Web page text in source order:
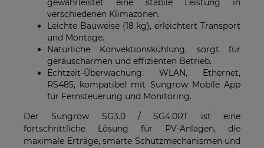
gewährleistet eine stabile Leistung in
verschiedenen Klimazonen.
Leichte Bauweise (18 kg), erleichtert Transport
und Montage.
Natürliche Konvektionskühlung, sorgt für
geräuscharmen und effizienten Betrieb.
Echtzeit-Überwachung: WLAN, Ethernet,
RS485, kompatibel mit Sungrow Mobile App
für Fernsteuerung und Monitoring.
Der Sungrow SG3.0 / SG4.0RT ist eine
fortschrittliche Lösung für PV-Anlagen, die
maximale Erträge, smarte Schutzmechanismen und